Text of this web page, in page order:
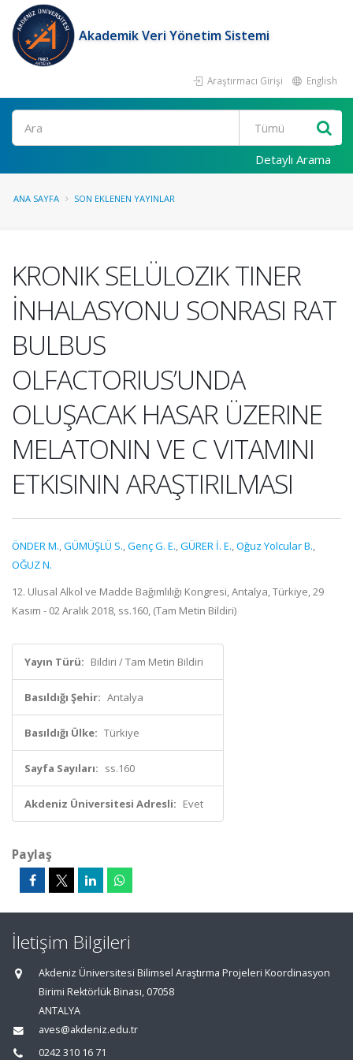
Akademik Veri Yönetim Sistemi
Araştırmacı Girişi English
Ara
Detaylı Arama
ANA SAYFA SON EKLENEN YAYINLAR
KRONIK SELÜLOZIK TINER
İNHALASYONU SONRASI RAT
BULBUS
OLFACTORIUS’UNDA
OLUŞACAK HASAR ÜZERINE
MELATONIN VE C VITAMINI
ETKISININ ARAŞTIRILMASI
ÖNDER M.,GÜMÜŞLÜ S.,Genç G. E.,GÜRER İ. E.,Oğuz Yolcular B.,
OĞUZ N.
12. Ulusal Alkol ve Madde Bağımlılığı Kongresi, Antalya, Türkiye, 29
Kasım - 02 Aralık 2018, ss.160, (Tam Metin Bildiri)
Yayın Türü: Bildiri / Tam Metin Bildiri
Basıldığı Şehir: Antalya
Basıldığı Ülke: Türkiye
Sayfa Sayıları: ss.160
Akdeniz Üniversitesi Adresli: Evet
Paylaş
İletişim Bilgileri
Akdeniz Üniversitesi Bilimsel Araştırma Projeleri Koordinasyon
Birimi Rektörlük Binası, 07058
ANTALYA
aves@akdeniz.edu.tr
0242 310 16 71